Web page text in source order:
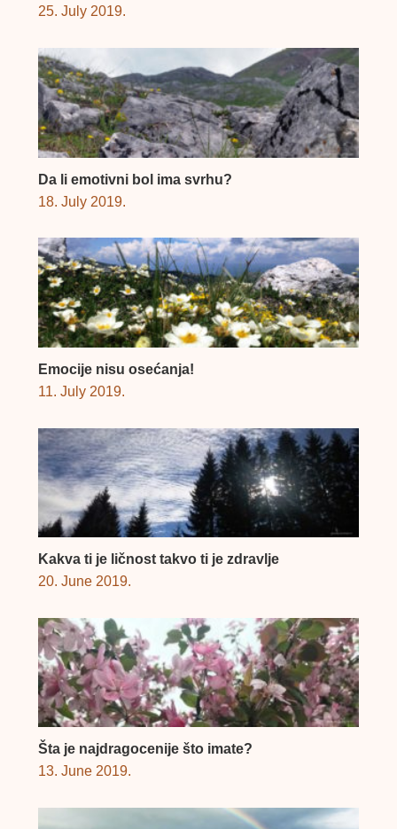
25. July 2019.
Da li emotivni bol ima svrhu?
18. July 2019.
Emocije nisu osećanja!
11. July 2019.
Kakva ti je ličnost takvo ti je zdravlje
20. June 2019.
Šta je najdragocenije što imate?
13. June 2019.